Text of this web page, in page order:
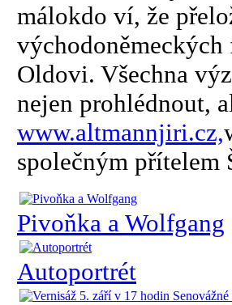
málokdo ví, že
Oldovi. Všechna
nejen prohlédnout,
www.altmannjiri.cz,
společným
Pivoňka a Wolfgang
Autoportrét